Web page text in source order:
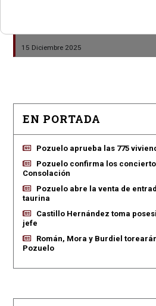
15 Diciembre 2025
EN PORTADA
Pozuelo aprueba las 775
Pozuelo confirma los
Consolación
Pozuelo abre la venta de
taurina
Castillo Hernández toma
jefe
Román, Mora y Burdiel
Pozuelo